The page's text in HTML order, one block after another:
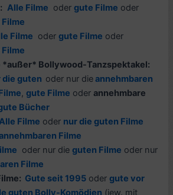
Alle Filme odergute Filme oder
Filme odergute Filme oder
*außer* Bollywood-Tanzspektakel:
die guten oder nur dieannehmbaren
,gute Filme oderannehmbare
Bücher
Filme oder nur die guten Filme
Filme
oder nur dieguten Filme oder nur
Filme
: Gute seit 1995 odergute vor
guten Bolly-Komödien (jew. mit